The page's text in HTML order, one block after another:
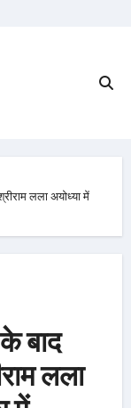
लला अयोध्या में
बाद
लला